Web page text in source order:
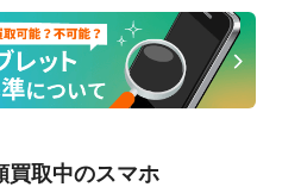
買取中のスマホ